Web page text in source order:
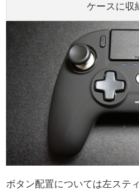
ケースに収
ボタン配置については左ステ